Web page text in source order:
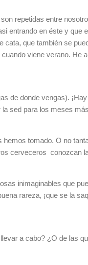
repetidas entre
entrando en éste y que
cata, que también se
viene verano. He
de donde vengas).
sed para los meses
tomado. O no
cerveceros conozcan
inimaginables que
rareza, ¡que se la
a cabo? ¿O de las